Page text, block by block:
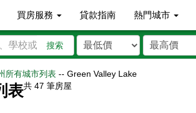
買房服務 貸款指南 熱門城市
搜索
所有城市列表 -- Green Valley Lake
表共 47 筆房屋